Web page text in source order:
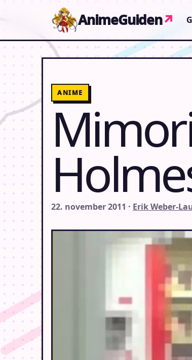
AnimeGuiden↗
ANIME
22. november 2011 · Erik Weber-